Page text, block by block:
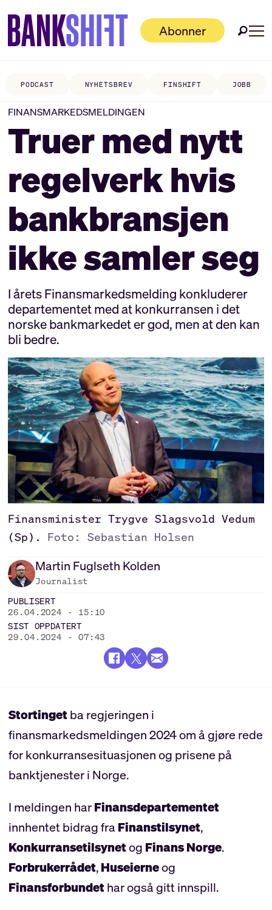
Abonner
PODCAST NYHETSBREV FINSHIFT JOBB
FINANSMARKEDSMELDINGEN
Truer med nytt
regelverk hvis
bankbransjen
ikke samler seg
I årets Finansmarkedsmelding konkluderer
departementet med at konkurransen i det
norske bankmarkedet er god, men at den kan
bli bedre.
Finansminister Trygve Slagsvold Vedum
(Sp).
Foto: Sebastian Holsen
Martin Fuglseth Kolden
Journalist
PUBLISERT
26.04.2024 - 15:10
SIST OPPDATERT
29.04.2024 - 07:43
Stortingetba regjeringen i
finansmarkedsmeldingen 2024 om å gjøre rede
for konkurransesituasjonen og prisene på
banktjenester i Norge.
I meldingen harFinansdepartementet
innhentet bidrag fra Finanstilsynet,
Konkurransetilsynetog Finans Norge.
Forbrukerrådet,Huseierneog
Finansforbundethar også gitt innspill.